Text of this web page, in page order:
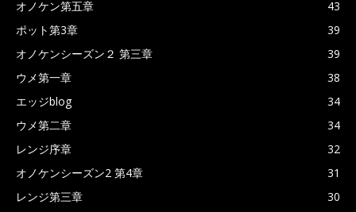
オノケン第五章
43
ポット第3章
39
オノケンシーズン２ 第三章
39
ウメ第一章
38
エッジblog
34
ウメ第二章
34
レンジ序章
32
オノケンシーズン2 第4章
31
レンジ第三章
30